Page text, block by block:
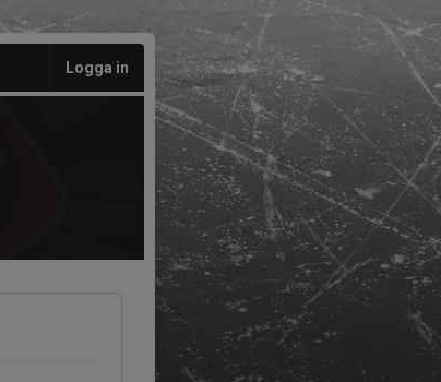
Logga in